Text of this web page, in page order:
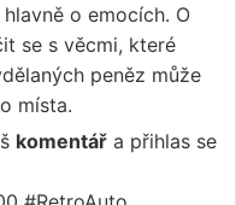
o emocích. O
se s věcmi, které
peněz může
místa.
komentář a přihlas se